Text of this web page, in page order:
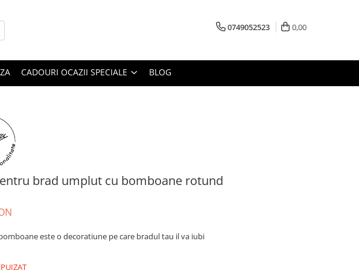
0749052523 0,00
CADOURI OCAZII SPECIALE BLOG
brad umplut cu bomboane rotund
este o decoratiune pe care bradul tau il va iubi